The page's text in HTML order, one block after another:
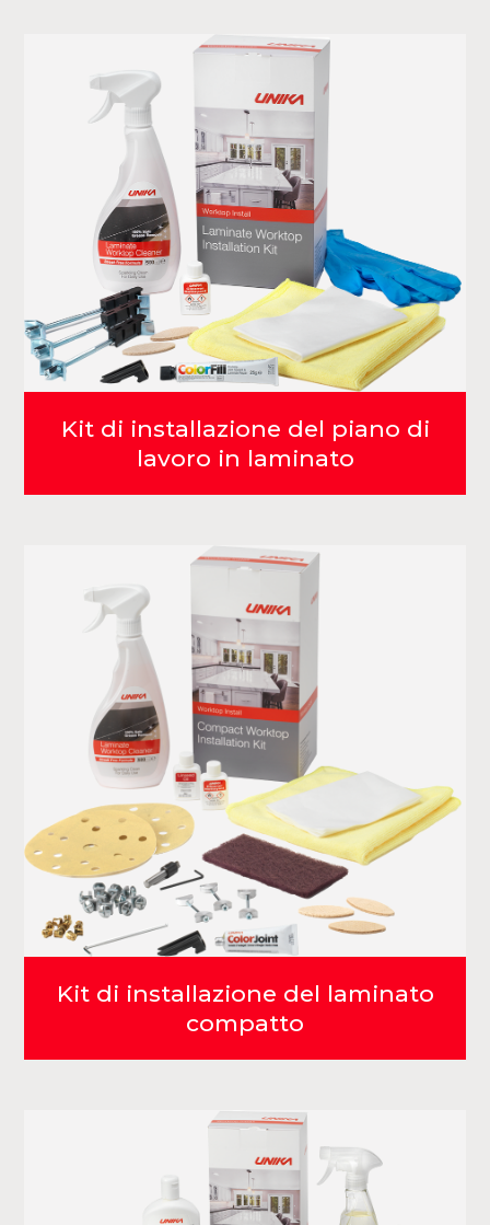
Kit di installazione del piano di
lavoro in laminato
Kit di installazione del laminato
compatto